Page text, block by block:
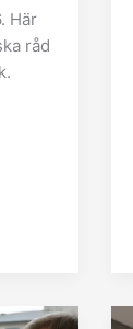
Här
råd